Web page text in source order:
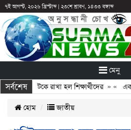
৭ই আগস্ট, ২০২৬ খ্রিস্টাব্দ| ২৩শে শ্রাবণ, ১৪৩৩ বঙ্গাব্দ
মেনু
সর্বশেষ
পরও আটকে রাখা হল শিক্ষার্থীদের» « এক
হোম জাতীয়